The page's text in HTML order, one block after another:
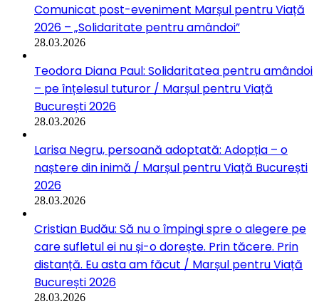
Comunicat post-eveniment Marșul pentru Viață
2026 – „Solidaritate pentru amândoi”
28.03.2026
Teodora Diana Paul: Solidaritatea pentru amândoi
– pe înțelesul tuturor / Marșul pentru Viață
București 2026
28.03.2026
Larisa Negru, persoană adoptată: Adopția – o
naștere din inimă / Marșul pentru Viață București
2026
28.03.2026
Cristian Budău: Să nu o împingi spre o alegere pe
care sufletul ei nu și-o dorește. Prin tăcere. Prin
distanță. Eu asta am făcut / Marșul pentru Viață
București 2026
28.03.2026